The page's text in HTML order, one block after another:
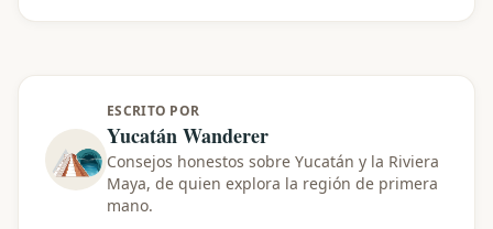
ESCRITO POR
Yucatán Wanderer
Consejos honestos sobre Yucatán y la Riviera
Maya, de quien explora la región de primera
mano.